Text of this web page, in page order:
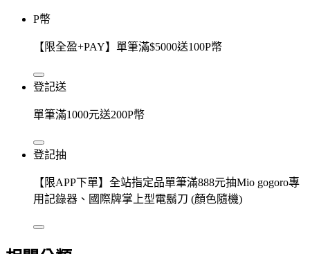
P幣
【限全盈+PAY】單筆滿$5000送100P幣
登記送
單筆滿1000元送200P幣
登記抽
【限APP下單】全站指定品單筆滿888元抽Mio gogoro專
用記錄器、國際牌掌上型電鬍刀 (顏色隨機)